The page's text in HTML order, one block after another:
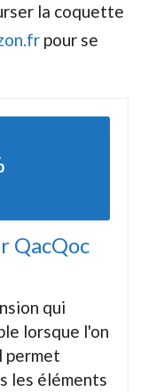
la coquette
pour se
QacQoc
qui
lorsque l'on
permet
les éléments